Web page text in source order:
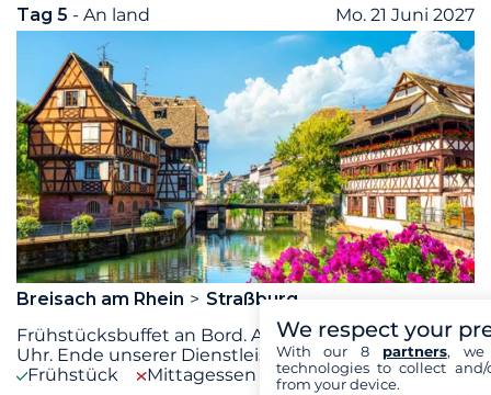
Tag 5 - An land Mo. 21 Juni 2027
Breisach am Rhein
Straßburg
Frühstücksbuffet an Bord. Ausschiffung gegen 10
Uhr. Ende unserer Dienstleistungen.
Frühstück
Mittagessen Abendessen
We respect your
With our 8 partners, we
technologies to collect
from your device.